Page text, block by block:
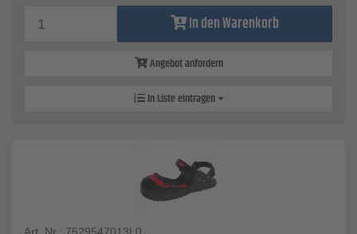
In den Warenkorb
Angebot anfordern
In Liste eintragen